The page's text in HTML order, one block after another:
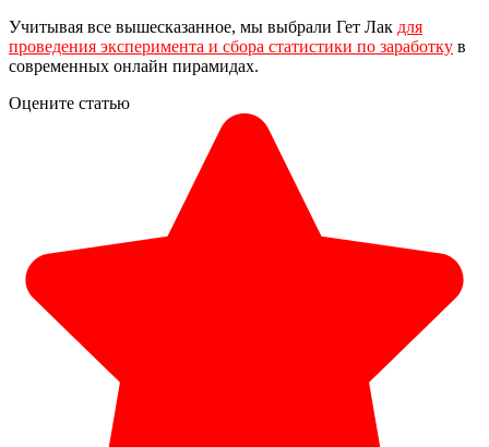
Учитывая все вышесказанное, мы выбрали Гет Лак для
проведения эксперимента и сбора статистики по заработку в
современных онлайн пирамидах.
Оцените статью